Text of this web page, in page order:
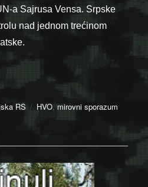
a Sajrusa Vensa. Srpske
nad jednom trećinom
RS Tags
HVO,mirovni sporazum